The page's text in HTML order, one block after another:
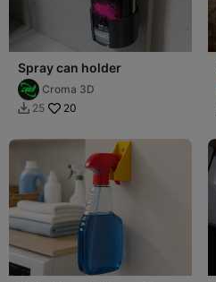
Spray can holder
Croma 3D
 25 20